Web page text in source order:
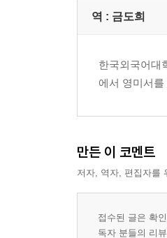
역 : 금도희
한국외국어대
에서 영미서
만든 이 코멘트
저자, 역자, 편집자를
접수된 글은 확
독자 분들의 리